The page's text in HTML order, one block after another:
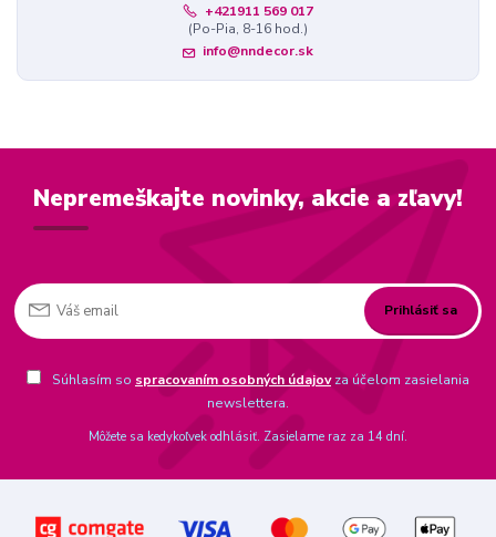
+421911 569 017
(Po-Pia, 8-16 hod.)
info@nndecor.sk
Nepremeškajte novinky, akcie a zľavy!
Prihlásiť sa
Súhlasím so spracovaním osobných údajovza účelom zasielania
newslettera.
Môžete sa kedykoľvek odhlásiť. Zasielame raz za 14 dní.